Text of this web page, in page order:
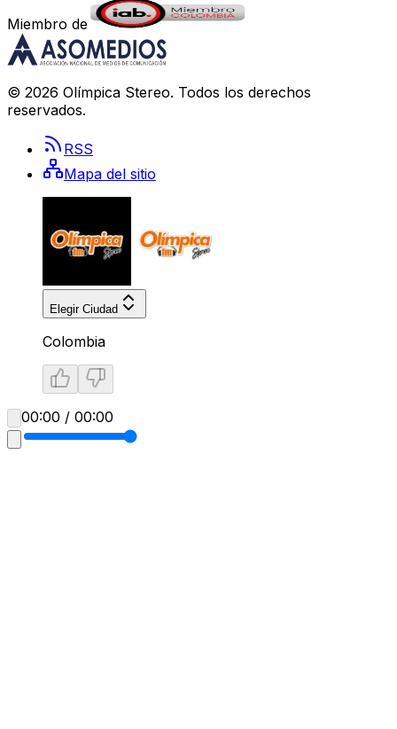
Miembro de
© 2026 Olímpica Stereo. Todos los derechos
reservados.
RSS
Mapa del sitio
Elegir Ciudad
Colombia
00:00 / 00:00